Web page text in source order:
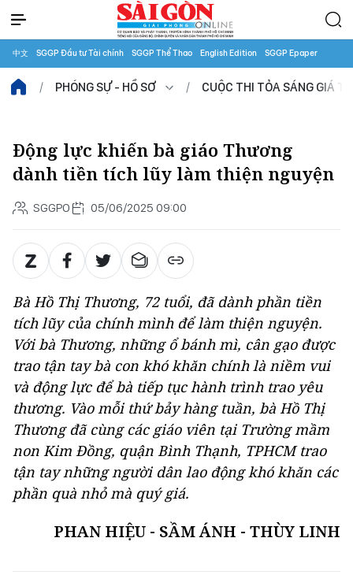
中文 SGGP Đầu tư Tài chính SGGP Thể Thao English Edition SGGP Epaper
PHÓNG SỰ - HỒ SƠ CUỘC THI TỎA SÁNG GIÁ
Động lực khiến bà giáo Thương
dành tiền tích lũy làm thiện nguyện
SGGPO 05/06/2025 09:00
Bà Hồ Thị Thương, 72 tuổi, đã dành phần tiền
tích lũy của chính mình để làm thiện nguyện.
Với bà Thương, những ổ bánh mì, cân gạo được
trao tận tay bà con khó khăn chính là niềm vui
và động lực để bà tiếp tục hành trình trao yêu
thương. Vào mỗi thứ bảy hàng tuần, bà Hồ Thị
Thương đã cùng các giáo viên tại Trường mầm
non Kim Đồng, quận Bình Thạnh, TPHCM trao
tận tay những người dân lao động khó khăn các
phần quà nhỏ mà quý giá.
PHAN HIỆU - SẦM ÁNH - THÙY LINH